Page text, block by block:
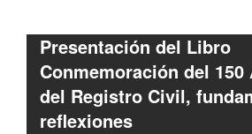
Presentación del Libro
Conmemoración del
del Registro Civil,
reflexiones